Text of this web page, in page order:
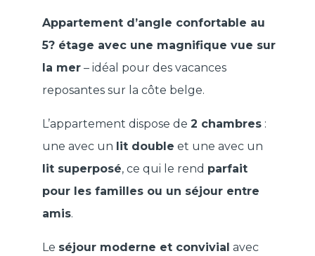
Appartement d’angle confortable au
5? étage avec une magnifique vue sur
la mer – idéal pour des vacances
reposantes sur la côte belge.
L’appartement dispose de 2 chambres :
une avec un lit double et une avec un
lit superposé, ce qui le rend parfait
pour les familles ou un séjour entre
amis.
Le séjour moderne et convivial avec